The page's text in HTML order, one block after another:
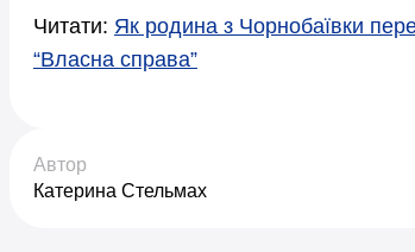
Читати: Як родина з Чорнобаївки
“Власна справа”
Автор
Катерина Стельмах